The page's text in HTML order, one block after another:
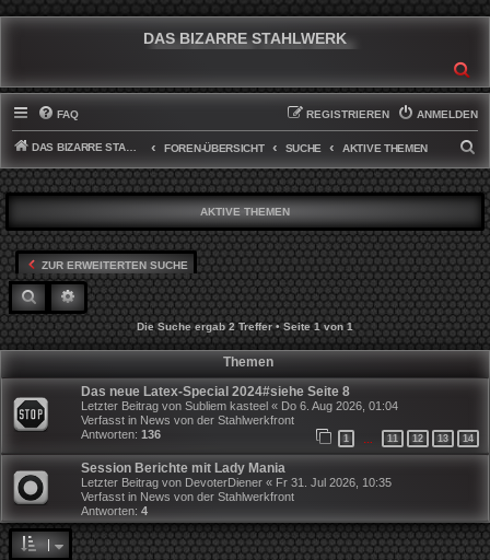
DAS BIZARRE STAHLWERK
FAQ ANMELDEN
REGISTRIEREN
DAS BIZARRE STAHLWERK FOREN-ÜBERSICHT SUCHE AKTIVE THEMEN
U
C
H
E
AKTIVE THEMEN
ZUR ERWEITERTEN SUCHE
SUCHE ERWEITERTE SUCHE
Die Suche ergab 2 Treffer • Seite1von1
Themen
Das neue Latex-Special 2024#siehe Seite 8
Letzter Beitrag von Subliem kasteel « Do 6. Aug 2026, 01:04
Verfasst in News von der Stahlwerkfront
Antworten: 136 1 11 12 13 14
Session Berichte mit Lady Mania
Letzter Beitrag von DevoterDiener « Fr 31. Jul 2026, 10:35
Verfasst in News von der Stahlwerkfront
Antworten: 4